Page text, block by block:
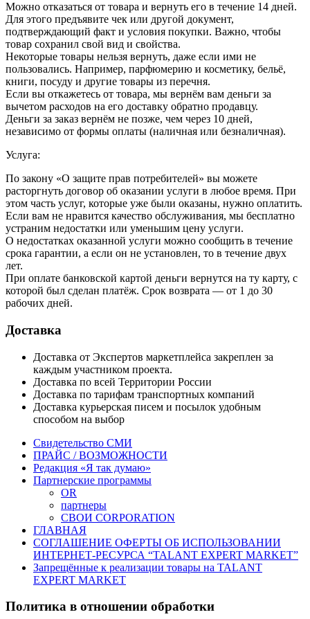
Можно отказаться от товара и вернуть его в течение 14 дней.
Для этого предъявите чек или другой документ,
подтверждающий факт и условия покупки. Важно, чтобы
товар сохранил свой вид и свойства.
Некоторые товары нельзя вернуть, даже если ими не
пользовались. Например, парфюмерию и косметику, бельё,
книги, посуду и другие товары из перечня.
Если вы откажетесь от товара, мы вернём вам деньги за
вычетом расходов на его доставку обратно продавцу.
Деньги за заказ вернём не позже, чем через 10 дней,
независимо от формы оплаты (наличная или безналичная).
Услуга:
По закону «О защите прав потребителей» вы можете
расторгнуть договор об оказании услуги в любое время. При
этом часть услуг, которые уже были оказаны, нужно оплатить.
Если вам не нравится качество обслуживания, мы бесплатно
устраним недостатки или уменьшим цену услуги.
О недостатках оказанной услуги можно сообщить в течение
срока гарантии, а если он не установлен, то в течение двух
лет.
При оплате банковской картой деньги вернутся на ту карту, с
которой был сделан платёж. Срок возврата — от 1 до 30
рабочих дней.
Доставка
Доставка от Экспертов маркетплейса закреплен за
каждым участником проекта.
Доставка по всей Территории России
Доставка по тарифам транспортных компаний
Доставка курьерская писем и посылок удобным
способом на выбор
Свидетельство СМИ
ПРАЙС / ВОЗМОЖНОСТИ
Редакция «Я так думаю»
Партнерские программы
OR
партнеры
СВОИ CORPORATION
ГЛАВНАЯ
СОГЛАШЕНИЕ ОФЕРТЫ ОБ ИСПОЛЬЗОВАНИИ
ИНТЕРНЕТ-РЕСУРСА “TALANT EXPERT MARKET”
Запрещённые к реализации товары на TALANT
EXPERT MARKET
Политика в отношении обработки